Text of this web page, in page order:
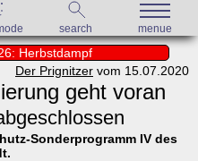
search menue
Herbstdampf
Der Prignitzer vom 15.07.2020
geht voran
Sonderprogramm IV des